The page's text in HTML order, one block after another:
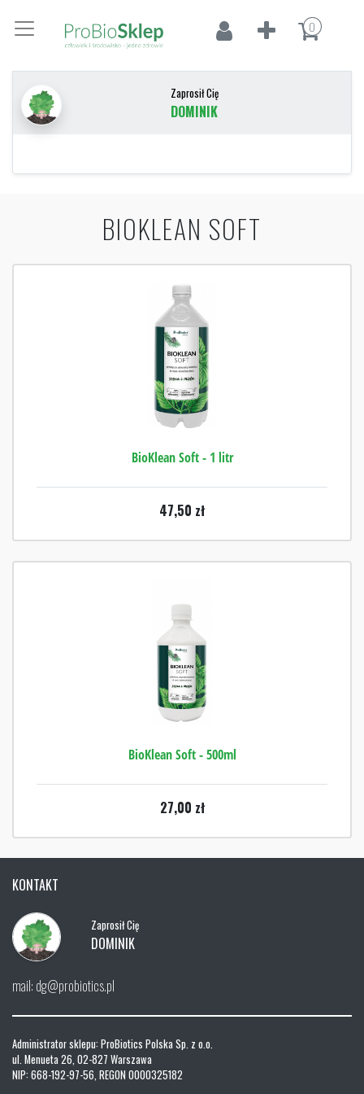
0
Zaprosił Cię
DOMINIK
BIOKLEAN SOFT
BioKlean Soft - 1 litr
47,50 zł
BioKlean Soft - 500ml
27,00 zł
KONTAKT
Zaprosił Cię
DOMINIK
mail: dg@probiotics.pl
Administrator sklepu: ProBiotics Polska Sp. z o.o.
ul. Menueta 26, 02-827 Warszawa
NIP: 668-192-97-56, REGON 0000325182